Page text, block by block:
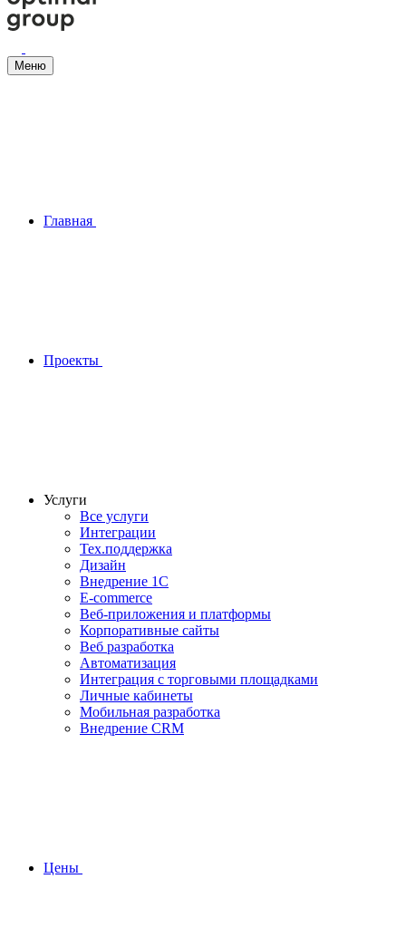
Меню
Главная
Проекты
Услуги
Все услуги
Интеграции
Тех.поддержка
Дизайн
Внедрение 1С
E-commerce
Веб-приложения и платформы
Корпоративные сайты
Веб разработка
Автоматизация
Интеграция с торговыми площадками
Личные кабинеты
Мобильная разработка
Внедрение CRM
Цены